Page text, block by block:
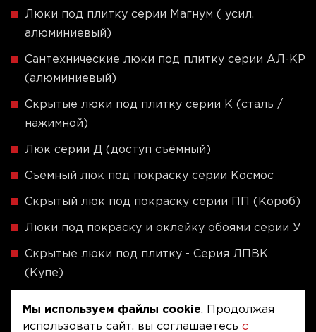
Люки под плитку серии Магнум ( усил.
алюминиевый)
Сантехнические люки под плитку серии АЛ-КР
(алюминиевый)
Скрытые люки под плитку серии K (сталь /
нажимной)
Люк серии Д (доступ съёмный)
Съёмный люк под покраску серии Космос
Скрытый люк под покраску серии ПП (Короб)
Люки под покраску и оклейку обоями серии У
Скрытые люки под плитку - Серия ЛПВК
(Купе)
Напольные люки серии ФЛЮР
Мы используем файлы cookie. Продолжая
использовать сайт, вы соглашаетесь с